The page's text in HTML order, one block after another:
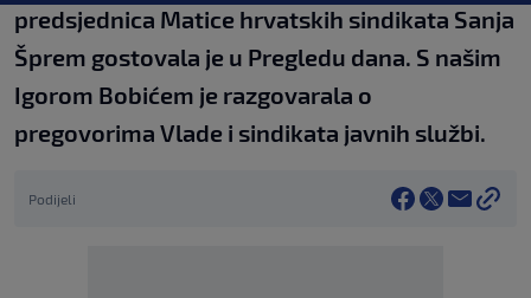
predsjednica Matice hrvatskih sindikata Sanja
Šprem gostovala je u Pregledu dana. S našim
Igorom Bobićem je razgovarala o
pregovorima Vlade i sindikata javnih službi.
Podijeli